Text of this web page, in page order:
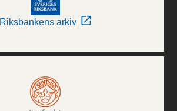
Riksbankens arkiv